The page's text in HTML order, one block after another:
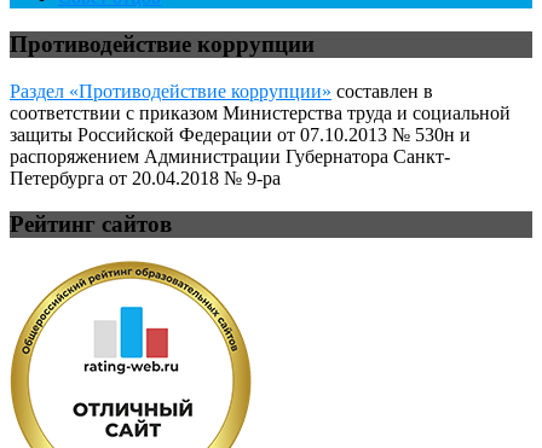
Противодействие коррупции
Раздел «Противодействие коррупции» составлен в
соответствии с приказом Министерства труда и социальной
защиты Российской Федерации от 07.10.2013 № 530н и
распоряжением Администрации Губернатора Санкт-
Петербурга от 20.04.2018 № 9-ра
Рейтинг сайтов